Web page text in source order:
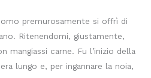
premurosamente si offrì di
Ritenendomi, giustamente,
mangiassi carne. Fu l’inizio della
lungo e, per ingannare la noia,